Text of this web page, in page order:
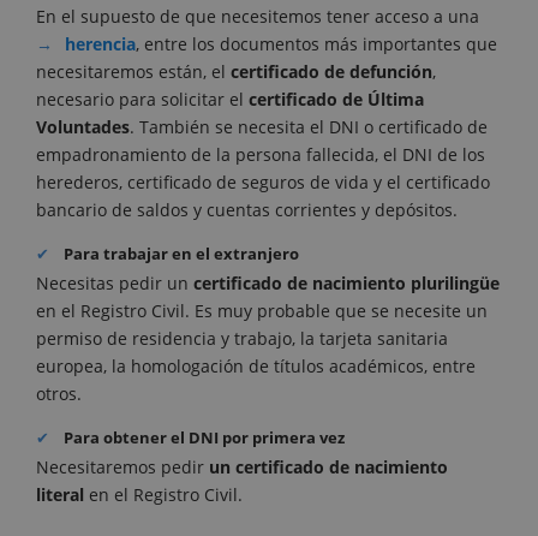
En el supuesto de que necesitemos tener acceso a una
herencia, entre los documentos más importantes que
necesitaremos están, el certificado de defunción,
necesario para solicitar el certificado de Última
Voluntades. También se necesita el DNI o certificado de
empadronamiento de la persona fallecida, el DNI de los
herederos, certificado de seguros de vida y el certificado
bancario de saldos y cuentas corrientes y depósitos.
Para trabajar en el extranjero
Necesitas pedir un certificado de nacimiento plurilingüe
en el Registro Civil. Es muy probable que se necesite un
permiso de residencia y trabajo, la tarjeta sanitaria
europea, la homologación de títulos académicos, entre
otros.
Para obtener el DNI por primera vez
Necesitaremos pedir un certificado de nacimiento
literal en el Registro Civil.